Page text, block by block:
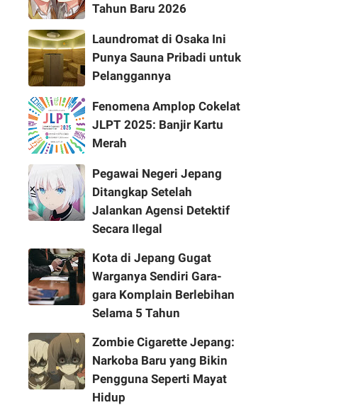
Tahun Baru 2026
Laundromat di Osaka Ini
Punya Sauna Pribadi untuk
Pelanggannya
Fenomena Amplop Cokelat
JLPT 2025: Banjir Kartu
Merah
Pegawai Negeri Jepang
Ditangkap Setelah
Jalankan Agensi Detektif
Secara Ilegal
Kota di Jepang Gugat
Warganya Sendiri Gara-
gara Komplain Berlebihan
Selama 5 Tahun
Zombie Cigarette Jepang:
Narkoba Baru yang Bikin
Pengguna Seperti Mayat
Hidup